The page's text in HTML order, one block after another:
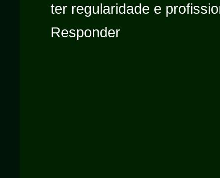
ter regularidade e
Responder